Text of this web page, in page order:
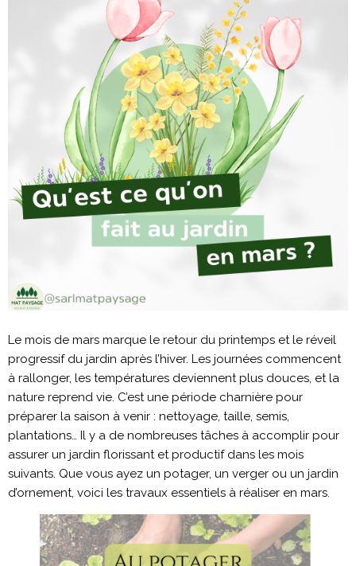
Le mois de mars marque le retour du printemps et le réveil
progressif du jardin après l’hiver. Les journées commencent
à rallonger, les températures deviennent plus douces, et la
nature reprend vie. C’est une période charnière pour
préparer la saison à venir : nettoyage, taille, semis,
plantations… Il y a de nombreuses tâches à accomplir pour
assurer un jardin florissant et productif dans les mois
suivants. Que vous ayez un potager, un verger ou un jardin
d’ornement, voici les travaux essentiels à réaliser en mars.